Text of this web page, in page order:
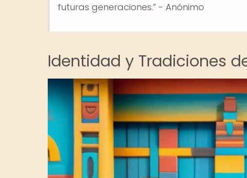
futuras generaciones.” - Anónimo
Identidad y Tradiciones